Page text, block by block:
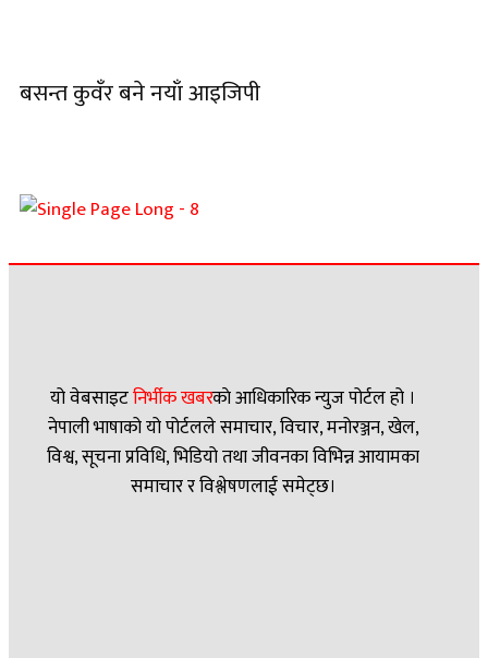
बसन्त कुवँर बने नयाँ आइजिपी
यो वेबसाइटनिर्भीक खबरकाे आधिकारिक न्युज पोर्टल हो ।
नेपाली भाषाको यो पोर्टलले समाचार, विचार, मनोरञ्जन, खेल,
विश्व, सूचना प्रविधि, भिडियो तथा जीवनका विभिन्न आयामका
समाचार र विश्लेषणलाई समेट्छ।